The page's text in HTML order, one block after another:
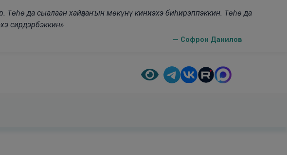
Төһө да сыалаан хайҕааҥын мөкүнү киниэхэ биһирэппэккин. Төһө да
сирдэрбэккин»
— Софрон Данилов